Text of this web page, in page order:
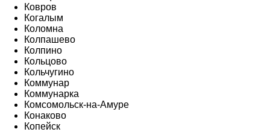
Ковров
Когалым
Коломна
Колпашево
Колпино
Кольцово
Кольчугино
Коммунар
Коммунарка
Комсомольск-на-Амуре
Конаково
Копейск